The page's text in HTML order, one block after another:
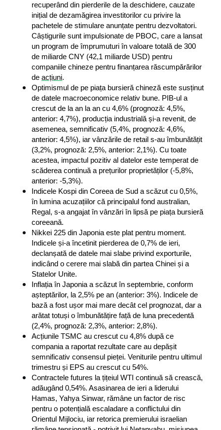
recuperând din pierderile de la deschidere, cauzate
inițial de dezamăgirea investitorilor cu privire la
pachetele de stimulare anunțate pentru dezvoltatori.
Câștigurile sunt impulsionate de PBOC, care a lansat
un program de împrumuturi în valoare totală de 300
de miliarde CNY (42,1 miliarde USD) pentru
companiile chineze pentru finanțarea răscumpărărilor
de acțiuni.
Optimismul de pe piața bursieră chineză este susținut
de datele macroeconomice relativ bune. PIB-ul a
crescut de la an la an cu 4,6% (prognoză: 4,5%,
anterior: 4,7%), producția industrială și-a revenit, de
asemenea, semnificativ (5,4%, prognoză: 4,6%,
anterior: 4,5%), iar vânzările de retail s-au îmbunătățit
(3,2%, prognoză: 2,5%, anterior: 2,1%). Cu toate
acestea, impactul pozitiv al datelor este temperat de
scăderea continuă a prețurilor proprietăților (-5,8%,
anterior: -5,3%).
Indicele Kospi din Coreea de Sud a scăzut cu 0,5%,
în lumina acuzațiilor că principalul fond australian,
Regal, s-a angajat în vânzări în lipsă pe piața bursieră
coreeană.
Nikkei 225 din Japonia este plat pentru moment.
Indicele și-a încetinit pierderea de 0,7% de ieri,
declanșată de datele mai slabe privind exporturile,
indicând o cerere mai slabă din partea Chinei și a
Statelor Unite.
Inflația în Japonia a scăzut în septembrie, conform
așteptărilor, la 2,5% pe an (anterior: 3%). Indicele de
bază a fost ușor mai mare decât cel prognozat, dar a
arătat totuși o îmbunătățire față de luna precedentă
(2,4%, prognoză: 2,3%, anterior: 2,8%).
Acțiunile TSMC au crescut cu 4,8% după ce
compania a raportat rezultate care au depășit
semnificativ consensul pieței. Veniturile pentru ultimul
trimestru și EPS au crescut cu 54%.
Contractele futures la țițeiul WTI continuă să crească,
adăugând 0,54%. Asasinarea de ieri a liderului
Hamas, Yahya Sinwar, rămâne un factor de risc
pentru o potențială escaladare a conflictului din
Orientul Mijlociu, iar retorica premierului israelian